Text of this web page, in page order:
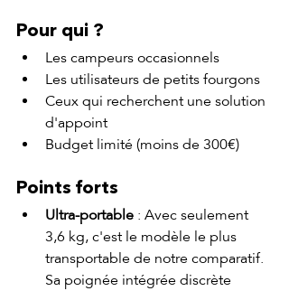
Pour qui ?
Les campeurs occasionnels
Les utilisateurs de petits fourgons
Ceux qui recherchent une solution
d'appoint
Budget limité (moins de 300€)
Points forts
Ultra-portable : Avec seulement
3,6 kg, c'est le modèle le plus
transportable de notre comparatif.
Sa poignée intégrée discrète